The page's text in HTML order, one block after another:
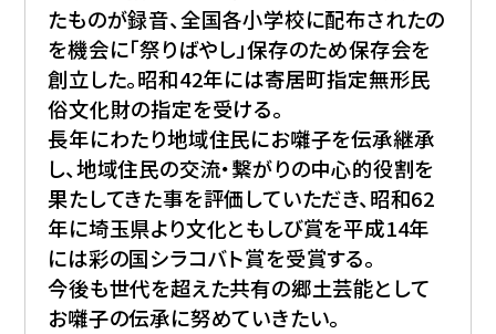
たものが録音、全国各小学校に配布されたの
を機会に「祭りばやし」保存のため保存会を
創立した。昭和42年には寄居町指定無形民
俗文化財の指定を受ける。
長年にわたり地域住民にお囃子を伝承継承
し、地域住民の交流・繋がりの中心的役割を
果たしてきた事を評価していただき、昭和62
年に埼玉県より文化ともしび賞を平成14年
には彩の国シラコバト賞を受賞する。
今後も世代を超えた共有の郷土芸能として
お囃子の伝承に努めていきたい。